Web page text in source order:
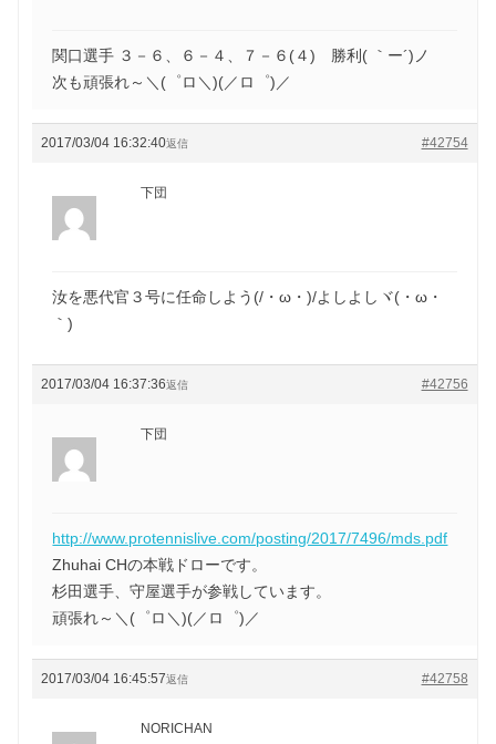
関口選手 ３－６、６－４、７－６(４) 勝利( ｀ー´)ノ
次も頑張れ～＼(゜ロ＼)(／ロ゜)／
2017/03/04 16:32:40 #42754
返信
下団
汝を悪代官３号に任命しよう(/・ω・)/よしよしヾ(・ω・
｀)
2017/03/04 16:37:36 #42756
返信
下団
http://www.protennislive.com/posting/2017/7496/mds.pdf
Zhuhai CHの本戦ドローです。
杉田選手、守屋選手が参戦しています。
頑張れ～＼(゜ロ＼)(／ロ゜)／
2017/03/04 16:45:57 #42758
返信
NORICHAN